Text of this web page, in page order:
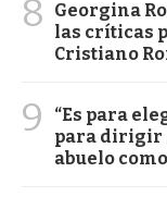
8
Georgina
las críticas
Cristiano
9
“Es para
para dirigir
abuelo